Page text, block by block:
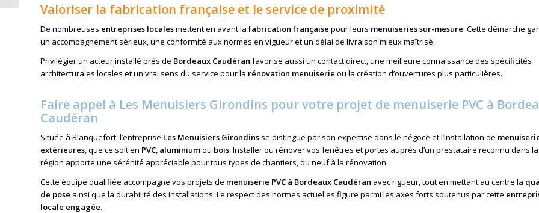
Valoriser la fabrication française et le service de proximité
De nombreuses entreprises localesmettent en avant la fabrication française pour leurs menuiseries sur-mesure. Cette démarche
un accompagnement sérieux, une conformité aux normes en vigueur et un délai de livraison mieux maîtrisé.
Privilégier un acteur installé près de Bordeaux Caudéran favorise aussi un contact direct, une meilleure connaissance des spécificités
architecturales locales et un vrai sens du service pour la rénovation menuiserie ou la création d’ouvertures plus particulières.
Faire appel à Les Menuisiers Girondins pour votre projet de menuiserie PVC à
Caudéran
Située à Blanquefort, l’entreprise Les Menuisiers Girondins se distingue par son expertise dans le négoce et l’installation de
extérieures, que ce soit en PVC, aluminiumou bois. Installer ou rénover vos fenêtres et portes auprès d’un prestataire reconnu dans la
région apporte une sérénité appréciable pour tous types de chantiers, du neuf à la rénovation.
Cette équipe qualifiée accompagne vos projets de menuiserie PVC à Bordeaux Caudéran avec rigueur, tout en mettant au centre la
de pose ainsi que la durabilité des installations. Le respect des normes actuelles figure parmi les axes forts soutenus par cette
locale engagée.